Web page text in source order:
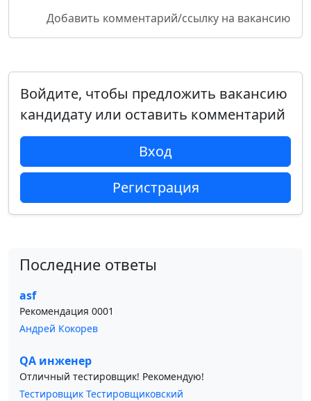
Добавить комментарий/ссылку на вакансию
Войдите, чтобы предложить вакансию
кандидату или оставить комментарий
Вход
Регистрация
Последние ответы
asf
Рекомендация 0001
Андрей Кокорев
QA инженер
Отличный тестировщик! Рекомендую!
Тестировщик Тестировщиковский